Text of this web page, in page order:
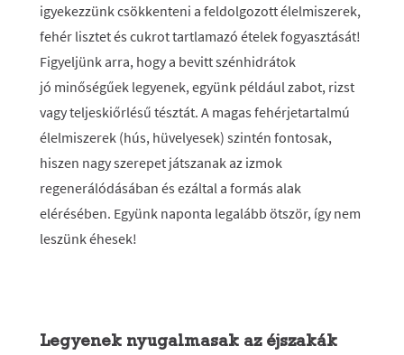
igyekezzünk csökkenteni a feldolgozott élelmiszerek,
fehér lisztet és cukrot tartlamazó ételek fogyasztását!
Figyeljünk arra, hogy a bevitt szénhidrátok
jó minőségűek legyenek, együnk például zabot, rizst
vagy teljeskiőrlésű tésztát. A magas fehérjetartalmú
élelmiszerek (hús, hüvelyesek) szintén fontosak,
hiszen nagy szerepet játszanak az izmok
regenerálódásában és ezáltal a formás alak
elérésében. Együnk naponta legalább ötször, így nem
leszünk éhesek!
Legyenek nyugalmasak az éjszakák